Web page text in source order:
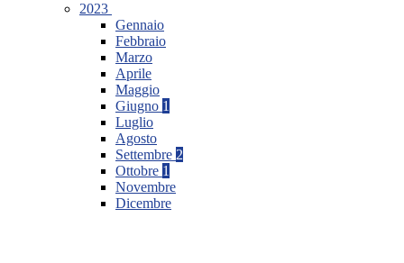
2023
Gennaio
Febbraio
Marzo
Aprile
Maggio
Giugno 1
Luglio
Agosto
Settembre 2
Ottobre 1
Novembre
Dicembre